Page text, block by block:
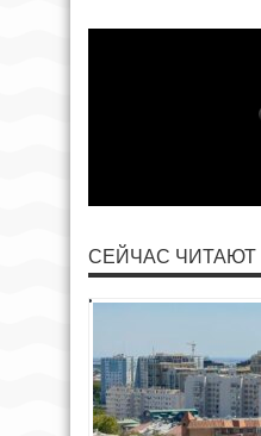
СЕЙЧАС ЧИТАЮТ